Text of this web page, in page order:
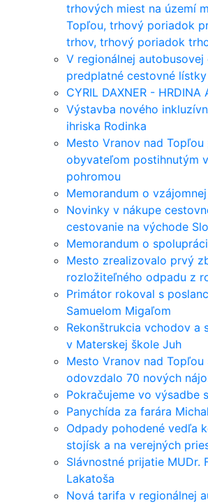
trhových miest na území
Topľou, trhový poriadok
trhov, trhový poriadok
V regionálnej
predplatné cestovné lístky
CYRIL DAXNER - HRDINA
Výstavba nového
ihriska Rodinka
Mesto Vranov nad Topľou
obyvateľom postihnutým
pohromou
Memorandum o
Novinky v nákupe
cestovanie na východe
Memorandum o
Mesto zrealizovalo prvý
rozložiteľného odpadu z
Primátor rokoval s
Samuelom Migaľom
Rekonštrukcia vchodov a
v Materskej škole Juh
Mesto Vranov nad Topľou
odovzdalo 70 nových
Pokračujeme vo výsadbe
Panychída za farára
Odpady pohodené vedľa
stojísk a na verejných
Slávnostné prijatie MUDr.
Lakatoša
Nová tarifa v regionálnej